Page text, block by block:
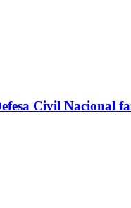
Civil Nacional